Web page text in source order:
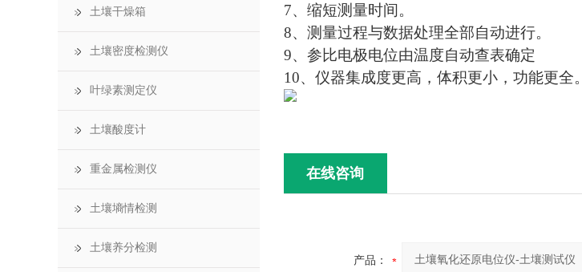
7、缩短测量时间。
8、测量过程与数据处理全部自动进行。
9、参比电极电位由温度自动查表确定
10、仪器集成度更高，体积更小，功能更全。
在线咨询
产品：
土壤干燥箱
土壤密度检测仪
叶绿素测定仪
土壤酸度计
重金属检测仪
土壤墒情检测
土壤养分检测